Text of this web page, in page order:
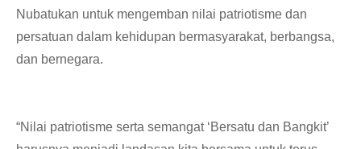
Nubatukan untuk mengemban nilai patriotisme dan
persatuan dalam kehidupan bermasyarakat, berbangsa,
dan bernegara.
“Nilai patriotisme serta semangat ‘Bersatu dan Bangkit’